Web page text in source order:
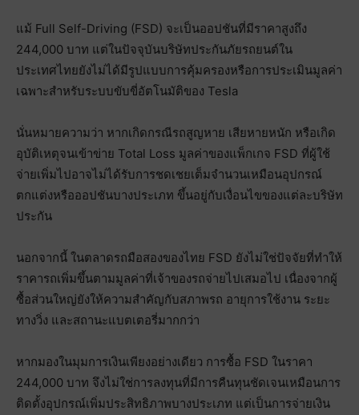
แม้ Full Self-Driving (FSD) จะเป็นออปชันที่มีราคาสูงถึง
244,000 บาท แต่ในปัจจุบันบริษัทประกันภัยรถยนต์ใน
ประเทศไทยยังไม่ได้มีรูปแบบการคุ้มครองหรือการประเมินมูลค่า
เฉพาะสำหรับระบบขับขี่อัตโนมัติของ Tesla
นั่นหมายความว่า หากเกิดกรณีรถสูญหาย เสียหายหนัก หรือเกิด
อุบัติเหตุจนเข้าข่าย Total Loss มูลค่าของแพ็กเกจ FSD ที่ผู้ใช้
จ่ายเพิ่มไปอาจไม่ได้รับการชดเชยเต็มจำนวนเหมือนอุปกรณ์
ตกแต่งหรือออปชันบางประเภท ขึ้นอยู่กับเงื่อนไขของแต่ละบริษัท
ประกัน
นอกจากนี้ ในตลาดรถมือสองของไทย FSD ยังไม่ใช่ปัจจัยที่ทำให้
ราคารถเพิ่มขึ้นตามมูลค่าที่เจ้าของรถจ่ายไปเสมอไป เนื่องจากผู้
ซื้อส่วนใหญ่ยังให้ความสำคัญกับสภาพรถ อายุการใช้งาน ระยะ
ทางวิ่ง และสถานะแบตเตอรี่มากกว่า
หากมองในมุมการเงินเพียงอย่างเดียว การซื้อ FSD ในราคา
244,000 บาท จึงไม่ใช่การลงทุนที่มีการคืนทุนชัดเจนเหมือนการ
ติดตั้งอุปกรณ์เพิ่มประสิทธิภาพบางประเภท แต่เป็นการจ่ายเงิน